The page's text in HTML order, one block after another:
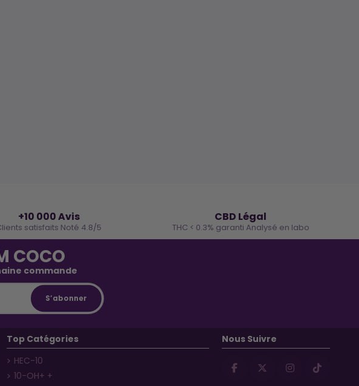
+10 000 Avis
satisfaits Noté 4.8/5
CBD Légal
THC < 0.3% garanti Analysé en labo
COCO
commande
Top Catégories
HEC-10
10-OH+ +
Nous Suivre